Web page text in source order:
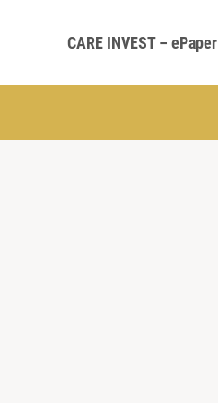
CARE INVEST – ePaper